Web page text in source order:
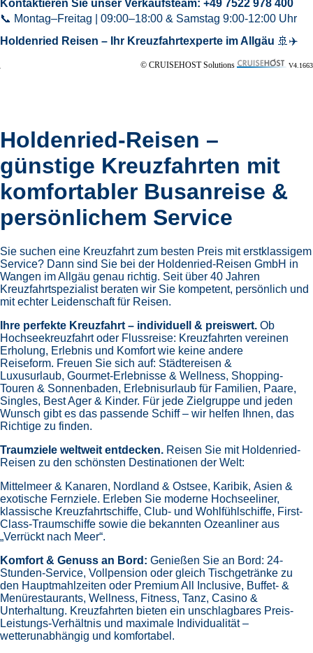
Kontaktieren Sie unser Verkaufsteam: +49 7522 978 400
📞 Montag–Freitag | 09:00–18:00 & Samstag 9:00-12:00 Uhr
Holdenried Reisen – Ihr Kreuzfahrtexperte im Allgäu 🚢✈️
© CRUISEHOST Solutions V4.1663
Holdenried-Reisen –
günstige Kreuzfahrten mit
komfortabler Busanreise &
persönlichem Service
Sie suchen eine Kreuzfahrt zum besten Preis mit erstklassigem
Service? Dann sind Sie bei der Holdenried-Reisen GmbH in
Wangen im Allgäu genau richtig. Seit über 40 Jahren
Kreuzfahrtspezialist beraten wir Sie kompetent, persönlich und
mit echter Leidenschaft für Reisen.
Ihre perfekte Kreuzfahrt – individuell & preiswert. Ob
Hochseekreuzfahrt oder Flussreise: Kreuzfahrten vereinen
Erholung, Erlebnis und Komfort wie keine andere
Reiseform. Freuen Sie sich auf: Städtereisen &
Luxusurlaub, Gourmet-Erlebnisse & Wellness, Shopping-
Touren & Sonnenbaden, Erlebnisurlaub für Familien, Paare,
Singles, Best Ager & Kinder. Für jede Zielgruppe und jeden
Wunsch gibt es das passende Schiff – wir helfen Ihnen, das
Richtige zu finden.
Traumziele weltweit entdecken. Reisen Sie mit Holdenried-
Reisen zu den schönsten Destinationen der Welt:
Mittelmeer & Kanaren, Nordland & Ostsee, Karibik, Asien &
exotische Fernziele. Erleben Sie moderne Hochseeliner,
klassische Kreuzfahrtschiffe, Club- und Wohlfühlschiffe, First-
Class-Traumschiffe sowie die bekannten Ozeanliner aus
„Verrückt nach Meer“.
Komfort & Genuss an Bord: Genießen Sie an Bord: 24-
Stunden-Service, Vollpension oder gleich Tischgetränke zu
den Hauptmahlzeiten oder Premium All Inclusive, Buffet- &
Menürestaurants, Wellness, Fitness, Tanz, Casino &
Unterhaltung. Kreuzfahrten bieten ein unschlagbares Preis-
Leistungs-Verhältnis und maximale Individualität –
wetterunabhängig und komfortabel.